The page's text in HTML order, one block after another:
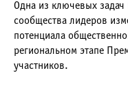
Одна из ключевых
сообщества лидеров
потенциала
региональном этапе
участников.